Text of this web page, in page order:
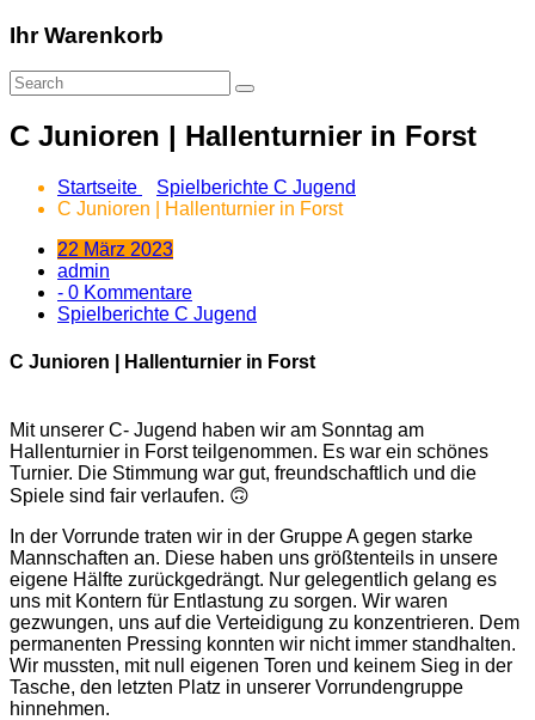
Ihr Warenkorb
C Junioren | Hallenturnier in Forst
Startseite
Spielberichte C Jugend
C Junioren | Hallenturnier in Forst
22 März 2023
admin
- 0 Kommentare
Spielberichte C Jugend
C Junioren | Hallenturnier in Forst
Mit unserer C- Jugend haben wir am Sonntag am
Hallenturnier in Forst teilgenommen. Es war ein schönes
Turnier. Die Stimmung war gut, freundschaftlich und die
Spiele sind fair verlaufen. 🙃
In der Vorrunde traten wir in der Gruppe A gegen starke
Mannschaften an. Diese haben uns größtenteils in unsere
eigene Hälfte zurückgedrängt. Nur gelegentlich gelang es
uns mit Kontern für Entlastung zu sorgen. Wir waren
gezwungen, uns auf die Verteidigung zu konzentrieren. Dem
permanenten Pressing konnten wir nicht immer standhalten.
Wir mussten, mit null eigenen Toren und keinem Sieg in der
Tasche, den letzten Platz in unserer Vorrundengruppe
hinnehmen.